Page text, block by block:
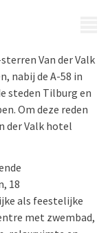
Van der Valk
nabij de A-58 in
steden Tilburg en
Om deze reden
der Valk hotel
18
als feestelijke
met zwembad,